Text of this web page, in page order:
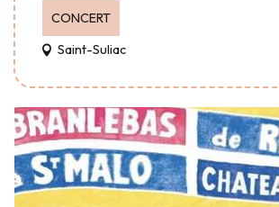
CONCERT
Saint-Suliac